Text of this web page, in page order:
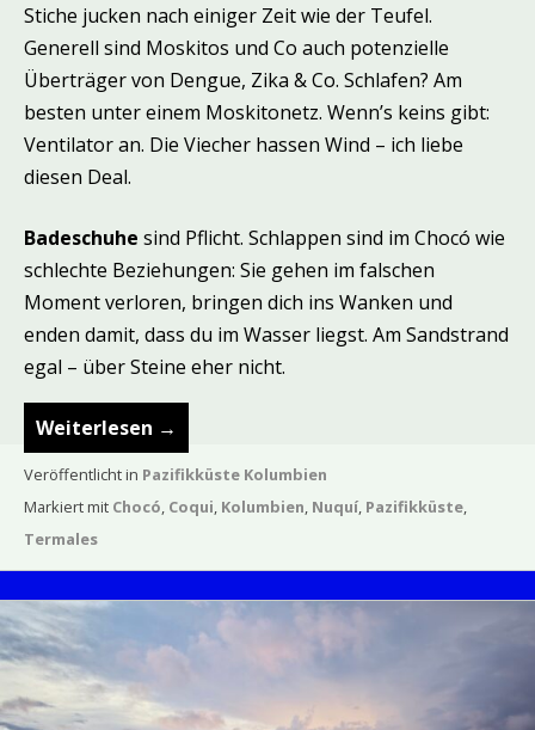
Stiche jucken nach einiger Zeit wie der Teufel.
Generell sind Moskitos und Co auch potenzielle
Überträger von Dengue, Zika & Co. Schlafen? Am
besten unter einem Moskitonetz. Wenn’s keins gibt:
Ventilator an. Die Viecher hassen Wind – ich liebe
diesen Deal.
Badeschuhe sind Pflicht. Schlappen sind im Chocó wie
schlechte Beziehungen: Sie gehen im falschen
Moment verloren, bringen dich ins Wanken und
enden damit, dass du im Wasser liegst. Am Sandstrand
egal – über Steine eher nicht.
Weiterlesen →
Veröffentlicht in Pazifikküste Kolumbien
Markiert mit Chocó, Coqui, Kolumbien, Nuquí, Pazifikküste,
Termales